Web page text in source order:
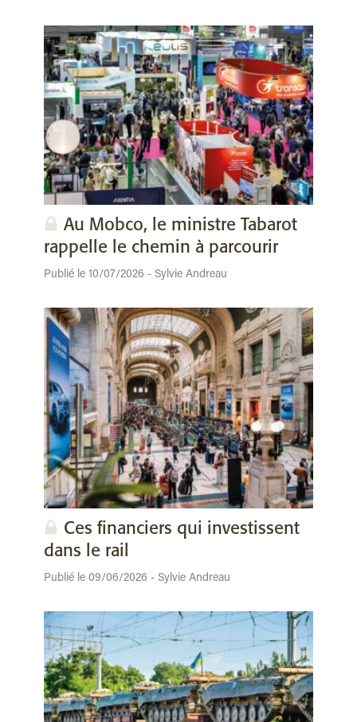
Au Mobco, le ministre Tabarot
rappelle le chemin à parcourir
Publié le 10/07/2026 - Sylvie Andreau
Ces financiers qui investissent
dans le rail
Publié le 09/06/2026 - Sylvie Andreau